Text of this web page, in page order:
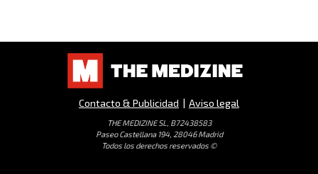
Contacto & Publicidad | Aviso legal
THE MEDIZINE SL, B72438583
Paseo Castellana 194, 28046 Madrid
Todos los derechos reservados ©